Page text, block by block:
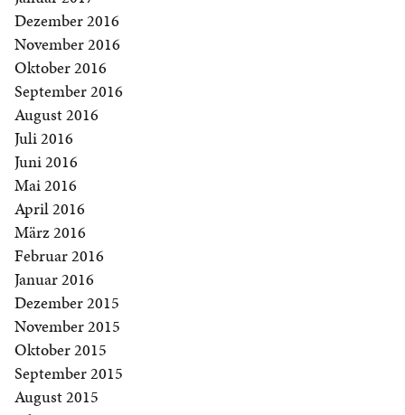
Dezember 2016
November 2016
Oktober 2016
September 2016
August 2016
Juli 2016
Juni 2016
Mai 2016
April 2016
März 2016
Februar 2016
Januar 2016
Dezember 2015
November 2015
Oktober 2015
September 2015
August 2015